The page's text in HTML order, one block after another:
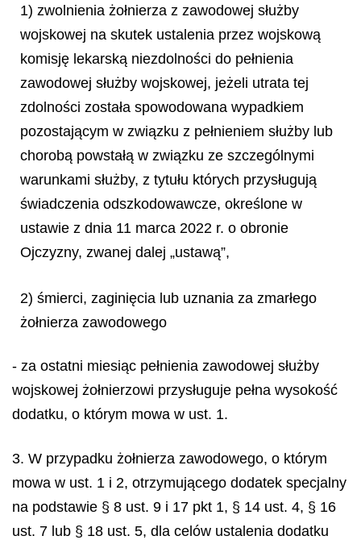
1) zwolnienia żołnierza z zawodowej służby
wojskowej na skutek ustalenia przez wojskową
komisję lekarską niezdolności do pełnienia
zawodowej służby wojskowej, jeżeli utrata tej
zdolności została spowodowana wypadkiem
pozostającym w związku z pełnieniem służby lub
chorobą powstałą w związku ze szczególnymi
warunkami służby, z tytułu których przysługują
świadczenia odszkodowawcze, określone w
ustawie z dnia 11 marca 2022 r. o obronie
Ojczyzny, zwanej dalej „ustawą”,
2) śmierci, zaginięcia lub uznania za zmarłego
żołnierza zawodowego
- za ostatni miesiąc pełnienia zawodowej służby
wojskowej żołnierzowi przysługuje pełna wysokość
dodatku, o którym mowa w ust. 1.
3. W przypadku żołnierza zawodowego, o którym
mowa w ust. 1 i 2, otrzymującego dodatek specjalny
na podstawie § 8 ust. 9 i 17 pkt 1, § 14 ust. 4, § 16
ust. 7 lub § 18 ust. 5, dla celów ustalenia dodatku